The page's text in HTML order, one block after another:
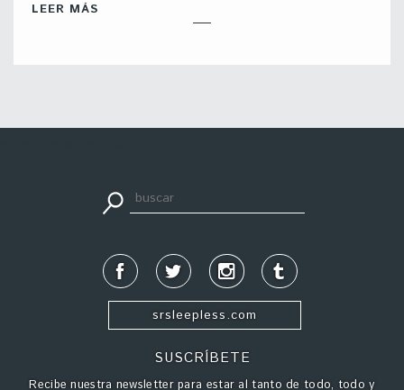
LEER MÁS
srsleepless.com
SUSCRÍBETE
Recibe nuestra newsletter para estar al tanto de todo, todo y